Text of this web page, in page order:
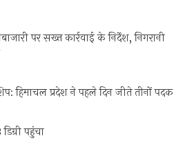
पर सख्त कार्रवाई के निर्देश, निगरानी
हिमाचल प्रदेश ने पहले दिन जीते तीनों पदक
पहुंचा